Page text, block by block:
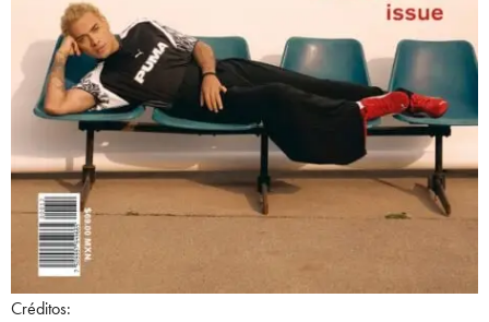
Créditos: